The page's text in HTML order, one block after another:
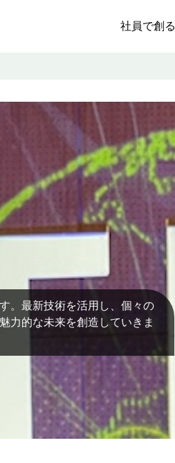
社員で創る
。最新技術を活用し、個々の
力的な未来を創造していきま